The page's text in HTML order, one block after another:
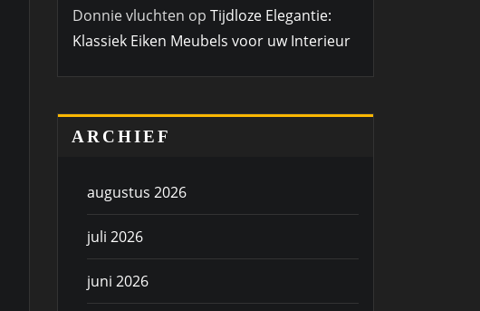
Donnie vluchten op Tijdloze Elegantie:
Klassiek Eiken Meubels voor uw Interieur
ARCHIEF
augustus 2026
juli 2026
juni 2026